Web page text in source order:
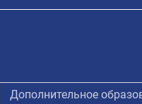
Дополнительное